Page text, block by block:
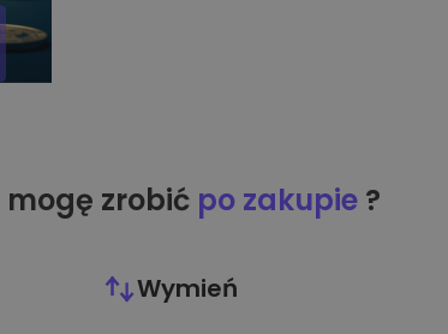
mogę zrobić po zakupie?
Wymień